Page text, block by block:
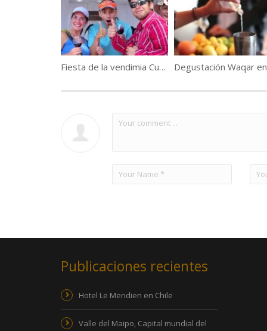
Fiesta de la vendimia Curicó 2016
Publicaciones recientes
Hotel Le Meridien en Chile
Valle del Maipo, Capital mundial del